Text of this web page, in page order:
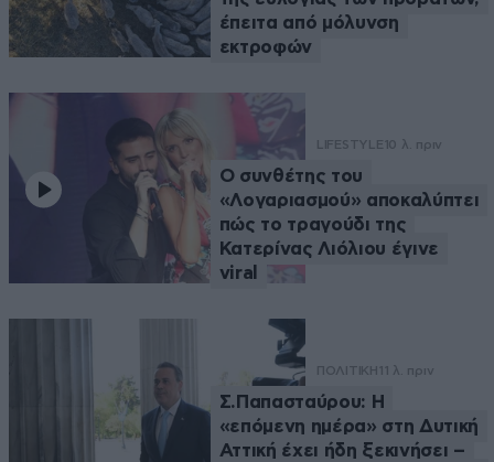
έπειτα από μόλυνση
εκτροφών
LIFESTYLE 10 λ. πριν
Ο συνθέτης του
«Λογαριασμού» αποκαλύπτει
πώς το τραγούδι της
Κατερίνας Λιόλιου έγινε
viral
ΠΟΛΙΤΙΚΗ 11 λ. πριν
Σ.Παπασταύρου: Η
«επόμενη ημέρα» στη Δυτική
Αττική έχει ήδη ξεκινήσει –